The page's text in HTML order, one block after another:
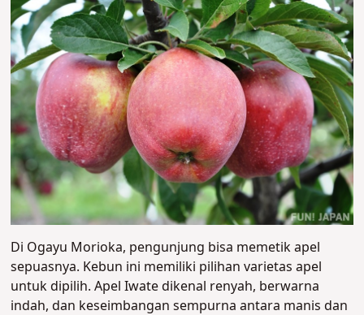
Di Ogayu Morioka, pengunjung bisa memetik apel
sepuasnya. Kebun ini memiliki pilihan varietas apel
untuk dipilih. Apel Iwate dikenal renyah, berwarna
indah, dan keseimbangan sempurna antara manis dan